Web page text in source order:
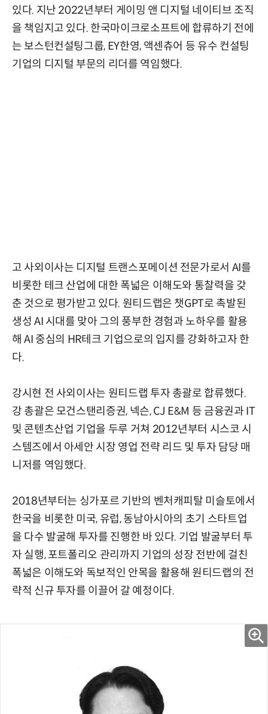
있다. 지난 2022년부터 게이밍 앤 디지털 네이티브 조직
을 책임지고 있다. 한국마이크로소프트에 합류하기 전에
는 보스턴컨설팅그룹, EY한영, 액센츄어 등 유수 컨설팅
기업의 디지털 부문의 리더를 역임했다.
고 사외이사는 디지털 트랜스포메이션 전문가로서 AI를
비롯한 테크 산업에 대한 폭넓은 이해도와 통찰력을 갖
춘 것으로 평가받고 있다. 원티드랩은 챗GPT로 촉발된
생성 AI 시대를 맞아 그의 풍부한 경험과 노하우를 활용
해 AI 중심의 HR테크 기업으로의 입지를 강화하고자 한
다.
강시현 전 사외이사는 원티드랩 투자 총괄로 합류했다.
강 총괄은 모건스탠리증권, 넥슨, CJ E&M 등 금융권과 IT
및 콘텐츠산업 기업을 두루 거쳐 2012년부터 시스코 시
스템즈에서 아세안 시장 영업 전략 리드 및 투자 담당 매
니저를 역임했다.
2018년부터는 싱가포르 기반의 벤처캐피탈 미슬토에서
한국을 비롯한 미국, 유럽, 동남아시아의 초기 스타트업
을 다수 발굴해 투자를 진행한 바 있다. 기업 발굴부터 투
자 실행, 포트폴리오 관리까지 기업의 성장 전반에 걸친
폭넓은 이해도와 독보적인 안목을 활용해 원티드랩의 전
략적 신규 투자를 이끌어 갈 예정이다.